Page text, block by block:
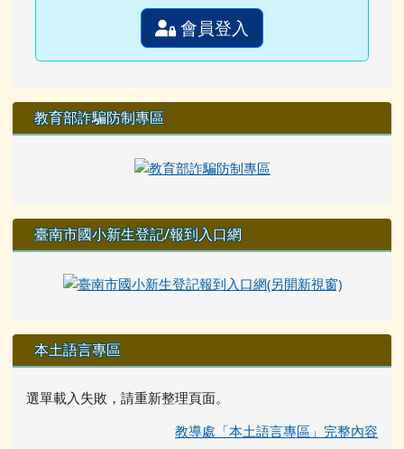
會員登入
教育部詐騙防制專區
臺南市國小新生登記/報到入口網
本土語言專區
選單載入失敗，請重新整理頁面。
教導處「本土語言專區」完整內容